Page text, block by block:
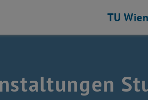
TU Wien